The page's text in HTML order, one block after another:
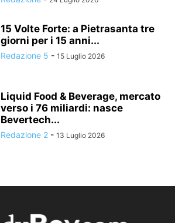
15 Volte Forte: a Pietrasanta tre
giorni per i 15 anni...
Redazione 5 - 15 Luglio 2026
Liquid Food & Beverage, mercato
verso i 76 miliardi: nasce
Bevertech...
Redazione 2 - 13 Luglio 2026